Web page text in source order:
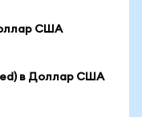
США
в Доллар США